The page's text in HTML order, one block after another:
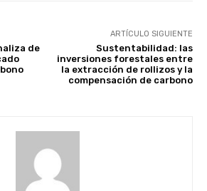
de
ARTÍCULO SIGUIENTE
Sustentabilidad: las
inversiones forestales entre
la extracción de rollizos y la
compensación de carbono